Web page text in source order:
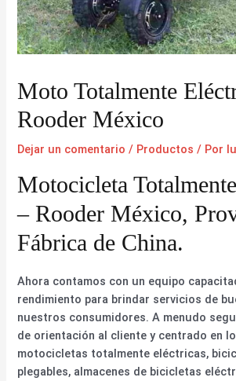
Moto Totalmente
Rooder México
Dejar un comentario / Productos / Por
Motocicleta
– Rooder México,
Fábrica de China.
Ahora contamos con un equipo
rendimiento para brindar servicios de
nuestros consumidores. A menudo
de orientación al cliente y centrado en
motocicletas totalmente eléctricas,
plegables, almacenes de bicicletas